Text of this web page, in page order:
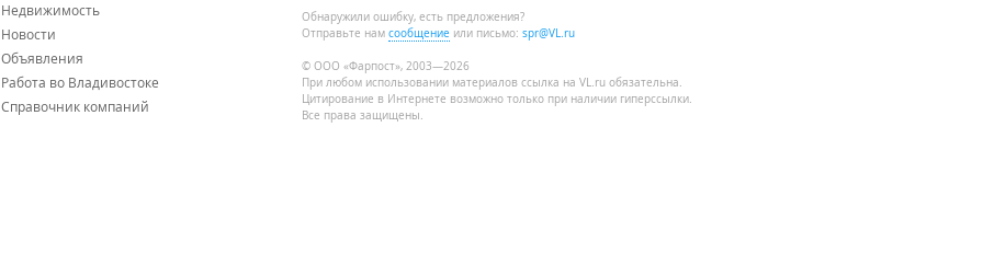
Недвижимость
Новости
Объявления
Работа во Владивостоке
Справочник компаний
Обнаружили ошибку, есть предложения?
Отправьте нам сообщение или письмо: spr@VL.ru
© ООО «Фарпост», 2003—2026
При любом использовании материалов ссылка на VL.ru обязательна.
Цитирование в Интернете возможно только при наличии гиперссылки.
Все права защищены.